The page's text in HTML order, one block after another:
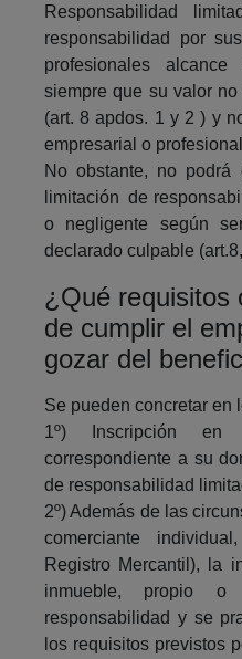
Responsabilidad
responsabilidad por
profesionales
siempre que su valor
(art. 8 apdos. 1 y 2 ) y
empresarial o
No obstante, no
limitación de
o negligente según
declarado culpable
¿Qué requisitos
de cumplir el
gozar del
Se pueden concretar en
1º) Inscripción en
correspondiente a su
de responsabilidad
2º) Además de las
comerciante
Registro Mercantil), la
inmueble, propio
responsabilidad y se
los requisitos previstos